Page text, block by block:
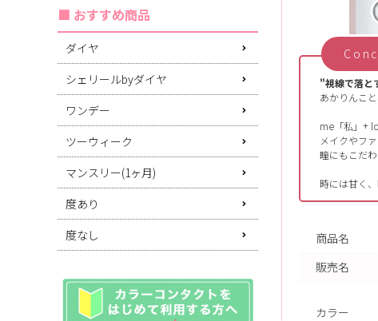
おすすめ商品
ダイヤ
シェリールbyダイヤ
ワンデー
ツーウィーク
マンスリー(1ヶ月)
度あり
度なし
"視線で落と
あかりんこ
me「私」+
メイクやフ
瞳にもこだ
時には甘く
商品名
販売名
カラー